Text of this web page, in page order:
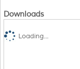
Downloads
Loading...